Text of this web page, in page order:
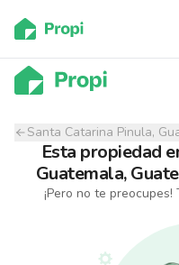
Santa Catarina Pinula,
Esta propiedad
Guatemala,
¡Pero no te